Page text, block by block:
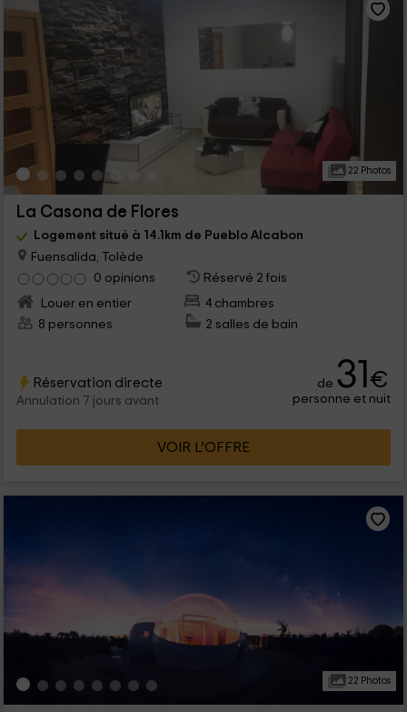
22 Photos
La Casona de Flores
Logement situé à 14.1km de Pueblo Alcabon
Fuensalida, Tolède
0 opinions
Réservé 2 fois
Louer en entier
4 chambres
8 personnes
2 salles de bain
Réservation directe
Annulation 7 jours avant
de 31€
personne et nuit
VOIR L’OFFRE
22 Photos